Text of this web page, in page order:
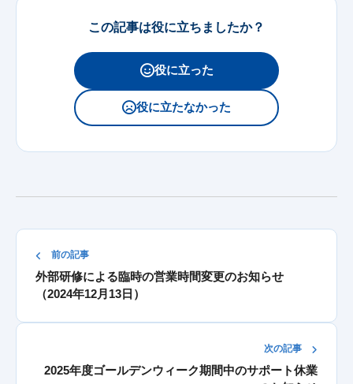
この記事は役に立ちましたか？
役に立った
役に立たなかった
前の記事
外部研修による臨時の営業時間変更のお知らせ
（2024年12月13日）
次の記事
2025年度ゴールデンウィーク期間中のサポート休業